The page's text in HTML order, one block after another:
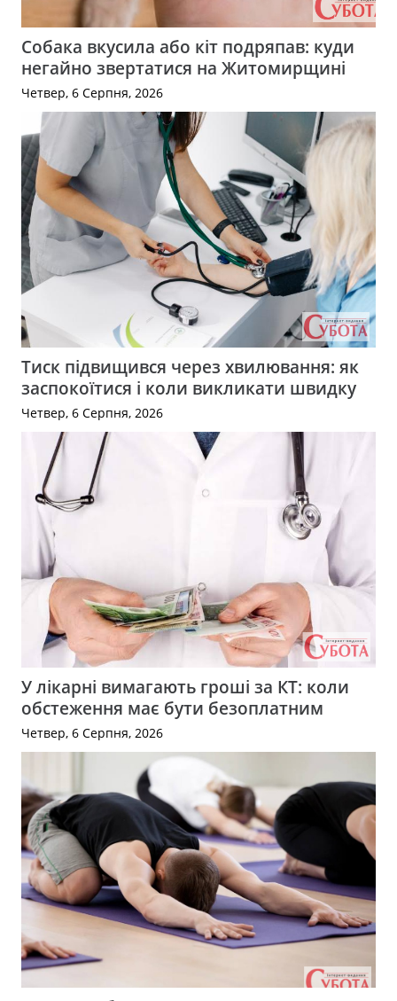
Собака вкусила або кіт подряпав: куди
негайно звертатися на Житомирщині
Четвер, 6 Серпня, 2026
Тиск підвищився через хвилювання: як
заспокоїтися і коли викликати швидку
Четвер, 6 Серпня, 2026
У лікарні вимагають гроші за КТ: коли
обстеження має бути безоплатним
Четвер, 6 Серпня, 2026